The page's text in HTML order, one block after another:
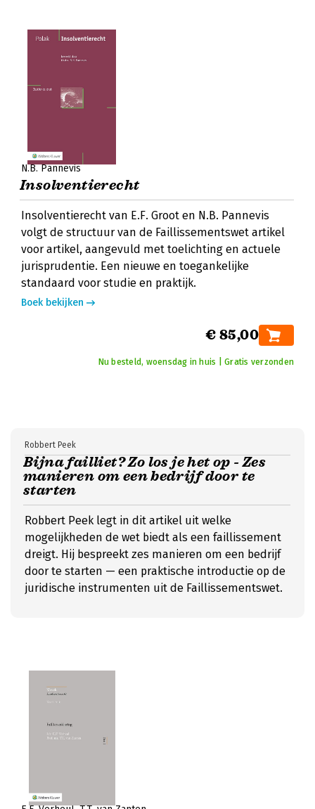
N.B. Pannevis
Insolventierecht
Insolventierecht van E.F. Groot en N.B. Pannevis
volgt de structuur van de Faillissementswet artikel
voor artikel, aangevuld met toelichting en actuele
jurisprudentie. Een nieuwe en toegankelijke
standaard voor studie en praktijk.
Boek bekijken
€ 85,00
Nu besteld, woensdag in huis | Gratis verzonden
Bijna failliet? Zo los je het op - Zes
manieren om een bedrijf door te
starten
Robbert Peek
Robbert Peek legt in dit artikel uit welke
mogelijkheden de wet biedt als een faillissement
dreigt. Hij bespreekt zes manieren om een bedrijf
door te starten — een praktische introductie op de
juridische instrumenten uit de Faillissementswet.